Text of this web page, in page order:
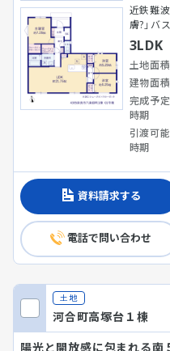
近鉄難
膚?」バ
3LDK
土地面積
建物面積
完成予定
時期
引渡可能
時期
資料請求する
電話で問い合わせ
土地
河合町高塚台１棟
陽光と開放感に包まれる